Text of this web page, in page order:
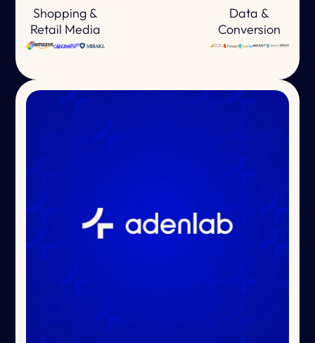
Shopping &
Retail Media
Data &
Conversion